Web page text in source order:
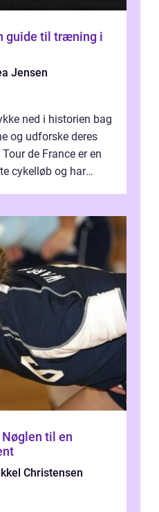
guide til træning i
Jensen
ned i historien bag
og udforske deres
de France er en
cykelløb og har
til en
Christensen